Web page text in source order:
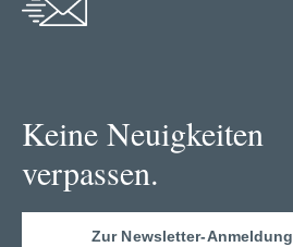
Keine Neuigkeiten
verpassen.
Zur Newsletter-Anmeldung